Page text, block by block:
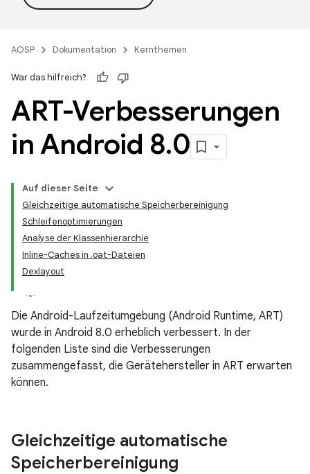
AOSP Dokumentation Kernthemen
War das hilfreich?
ART-Verbesserungen
in Android 8.0
Auf dieser Seite
Gleichzeitige automatische Speicherbereinigung
Schleifenoptimierungen
Analyse der Klassenhierarchie
Inline-Caches in .oat-Dateien
Dexlayout
Die Android-Laufzeitumgebung (Android Runtime, ART)
wurde in Android 8.0 erheblich verbessert. In der
folgenden Liste sind die Verbesserungen
zusammengefasst, die Gerätehersteller in ART erwarten
können.
Gleichzeitige automatische
Speicherbereinigung